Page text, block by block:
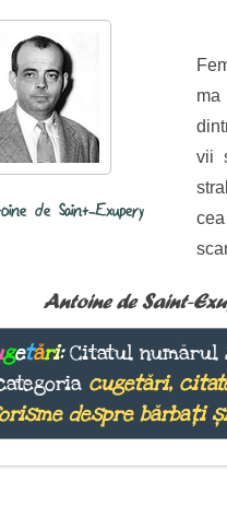
de Saint-Exupery
vii
Antoine de Saint-
getări:Citatul numărul
cugetări,
despre bărbați